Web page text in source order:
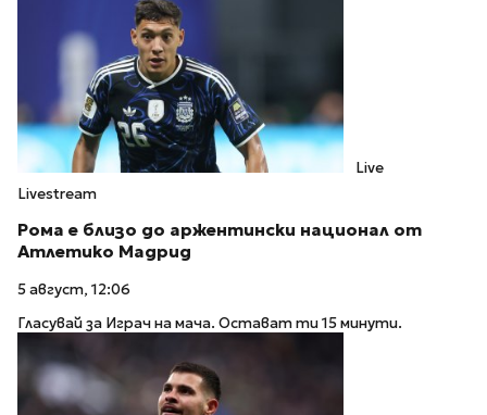
Live
Livestream
Рома е близо до аржентински национал от
Атлетико Мадрид
5 август, 12:06
Гласувай за Играч на мача. Остават ти 15 минути.